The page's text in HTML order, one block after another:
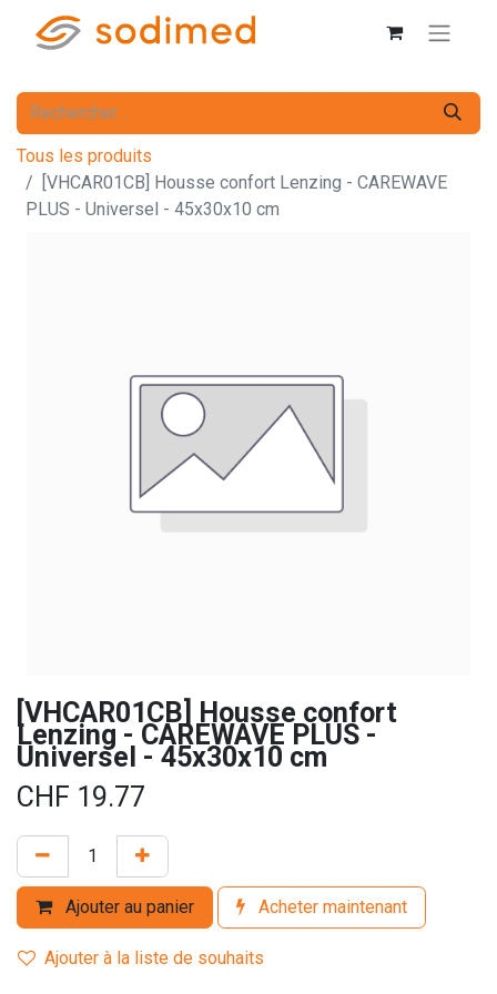
Tous les produits
[VHCAR01CB] Housse confort Lenzing - CAREWAVE
PLUS - Universel - 45x30x10 cm
[VHCAR01CB] Housse confort
Lenzing - CAREWAVE PLUS -
Universel - 45x30x10 cm
CHF 19.77
Ajouter au panier Acheter maintenant
Ajouter à la liste de souhaits